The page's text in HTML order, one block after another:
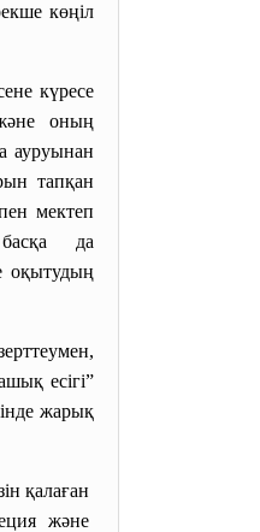
көңіл
күресе
оның
ауруынан
тапқан
мектеп
басқа да
оқытудың
есігі”
жарық
қалаған
және